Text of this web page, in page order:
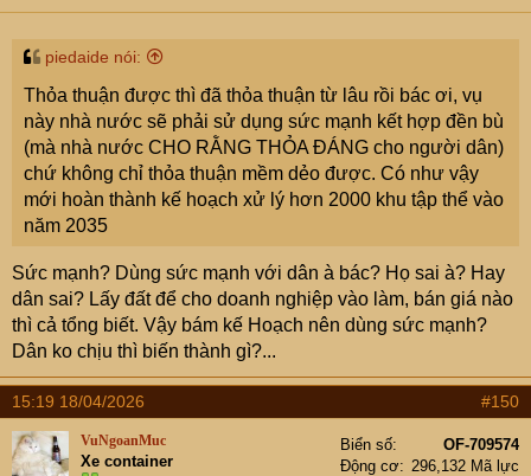
piedaide nói:
Thỏa thuận được thì đã thỏa thuận từ lâu rồi bác ơi, vụ
này nhà nước sẽ phải sử dụng sức mạnh kết hợp đền bù
(mà nhà nước CHO RẰNG THỎA ĐÁNG cho người dân)
chứ không chỉ thỏa thuận mềm dẻo được. Có như vậy
mới hoàn thành kế hoạch xử lý hơn 2000 khu tập thể vào
năm 2035
Sức mạnh? Dùng sức mạnh với dân à bác? Họ sai à? Hay
dân sai? Lấy đất để cho doanh nghiệp vào làm, bán giá nào
thì cả tổng biết. Vậy bám kế Hoạch nên dùng sức mạnh?
Dân ko chịu thì biến thành gì?...
15:19 18/04/2026 #150
VuNgoanMuc
Xe container
Biển số
OF-709574
Động cơ
296,132 Mã lực